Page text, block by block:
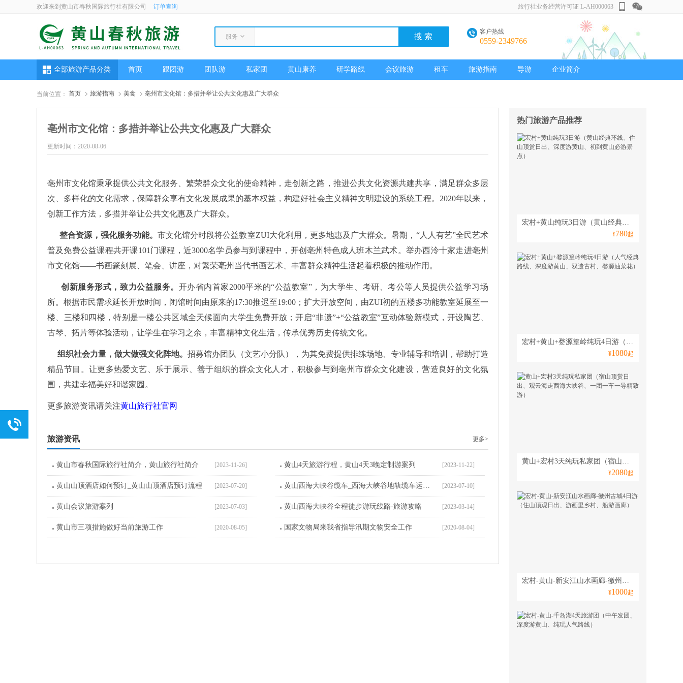
欢迎来到黄山市春秋国际旅行社有限公司 订单查询 旅行社业务经营许可证 L-AH000063
服务
客户热线
0559-2349766
全部旅游产品分类 首页 跟团游 团队游 私家团 黄山康养 研学路线 会议旅游 租车 旅游指南 导游 企业简介
当前位置： 首页 旅游指南 美食 亳州市文化馆：多措并举让公共文化惠及广大群众
热门旅游产品推荐
宏村+黄山纯玩3日游（黄山经典环线、住山顶赏日出、深度游黄山、初到黄山必游景点）
¥780起
宏村+黄山+婺源篁岭纯玩4日游（人气经典路线、深度游黄山、双遗古村、婺源油菜花）
¥1080起
黄山+宏村3天纯玩私家团（宿山顶赏日出、观云海走西海大峡谷、一团一车一导精致游）
¥2080起
宏村-黄山-新安江山水画廊-徽州古城4日游（住山顶观日出、游画里乡村、船游画廊）
¥1000起
亳州市文化馆：多措并举让公共文化惠及广大群众
更新时间：2020-08-06
亳州市文化馆秉承提供公共文化服务、繁荣群众文化的使命精神，走创新之路，推进公共文化资源共建共享，满足群众多层
次、多样化的文化需求，保障群众享有文化发展成果的基本权益，构建好社会主义精神文明建设的系统工程。2020年以来，
创新工作方法，多措并举让公共文化惠及广大群众。
整合资源，强化服务功能。 市文化馆分时段将公益教室ZUI大化利用，更多地惠及广大群众。暑期，“人人有艺”全民艺术
普及免费公益课程共开课101门课程，近3000名学员参与到课程中，开创亳州特色成人班木兰武术。举办西泠十家走进亳州
市文化馆——书画篆刻展、笔会、讲座，对繁荣亳州当代书画艺术、丰富群众精神生活起着积极的推动作用。
创新服务形式，致力公益服务。 开办省内首家2000平米的“公益教室”，为大学生、考研、考公等人员提供公益学习场
所。根据市民需求延长开放时间，闭馆时间由原来的17:30推迟至19:00；扩大开放空间，由ZUI初的五楼多功能教室延展至一
楼、三楼和四楼，特别是一楼公共区域全天候面向大学生免费开放；开启“非遗”+“公益教室”互动体验新模式，开设陶艺、
古琴、拓片等体验活动，让学生在学习之余，丰富精神文化生活，传承优秀历史传统文化。
组织社会力量，做大做强文化阵地。 招募馆办团队（文艺小分队），为其免费提供排练场地、专业辅导和培训，帮助打造
精品节目。让更多热爱文艺、乐于展示、善于组织的群众文化人才，积极参与到亳州市群众文化建设，营造良好的文化氛
围，共建幸福美好和谐家园。
更多旅游资讯请关注黄山旅行社官网
旅游资讯 更多>
[2023-11-26]
黄山市春秋国际旅行社简介，黄山旅行社简介 [2023-11-22]
黄山4天旅游行程，黄山4天3晚定制游案列
[2023-07-20]
黄山山顶酒店如何预订_黄山山顶酒店预订流程 [2023-07-10]
黄山西海大峡谷缆车_西海大峡谷地轨缆车运行时间
[2023-07-03]
黄山会议旅游案列 [2023-03-14]
黄山西海大峡谷全程徒步游玩线路-旅游攻略
[2020-08-05]
黄山市三项措施做好当前旅游工作 [2020-08-04]
国家文物局来我省指导汛期文物安全工作